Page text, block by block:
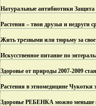
Натуральные антибиотики Защита
Растения – твои друзья и недруги
Жить трезвыми или тюрьму за
Искусственное питание по
Здоровье от природы 2007-2009
Растения в этномедицине
Здоровье РЕБЕНКА можно меньше